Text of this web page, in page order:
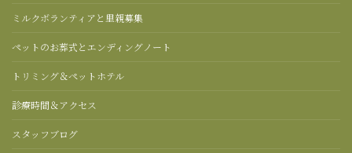
ミルクボランティアと里親募集
ペットのお葬式とエンディングノート
トリミング＆ペットホテル
診療時間＆アクセス
スタッフブログ